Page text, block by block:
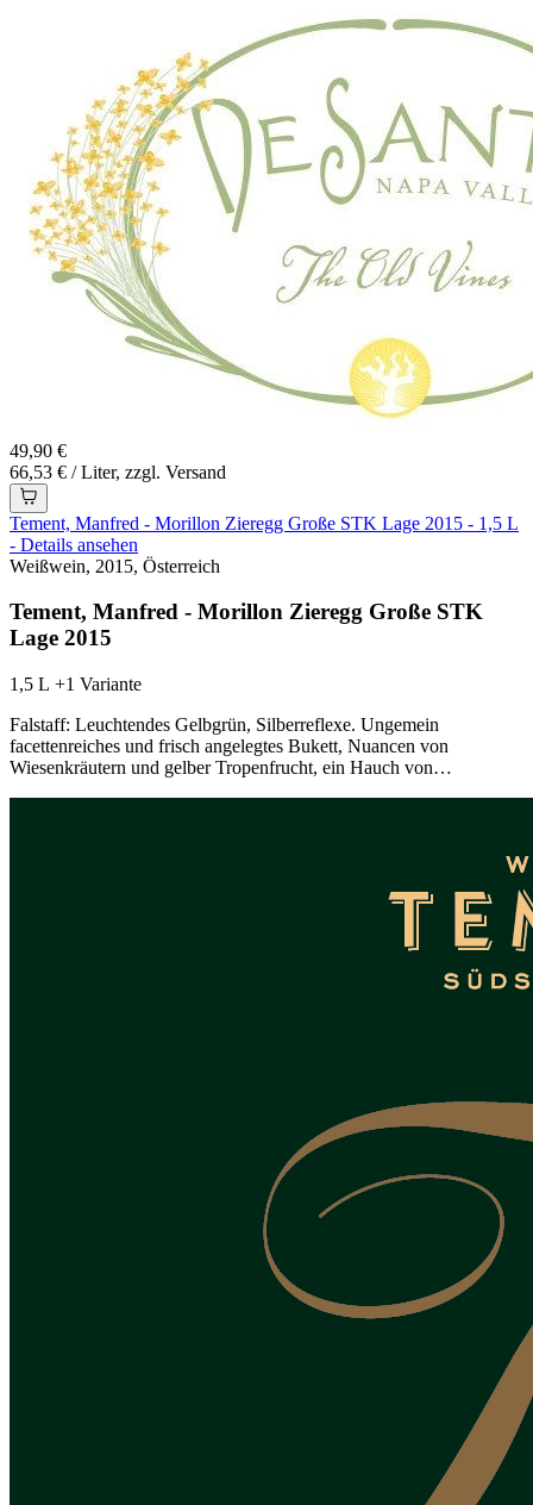
49,90 €
66,53 € / Liter, zzgl. Versand
Tement, Manfred - Morillon Zieregg Große STK Lage 2015 - 1,5 L
- Details ansehen
Weißwein, 2015, Österreich
Tement, Manfred - Morillon Zieregg Große STK
Lage 2015
1,5 L +1 Variante
Falstaff: Leuchtendes Gelbgrün, Silberreflexe. Ungemein
facettenreiches und frisch angelegtes Bukett, Nuancen von
Wiesenkräutern und gelber Tropenfrucht, ein Hauch von…